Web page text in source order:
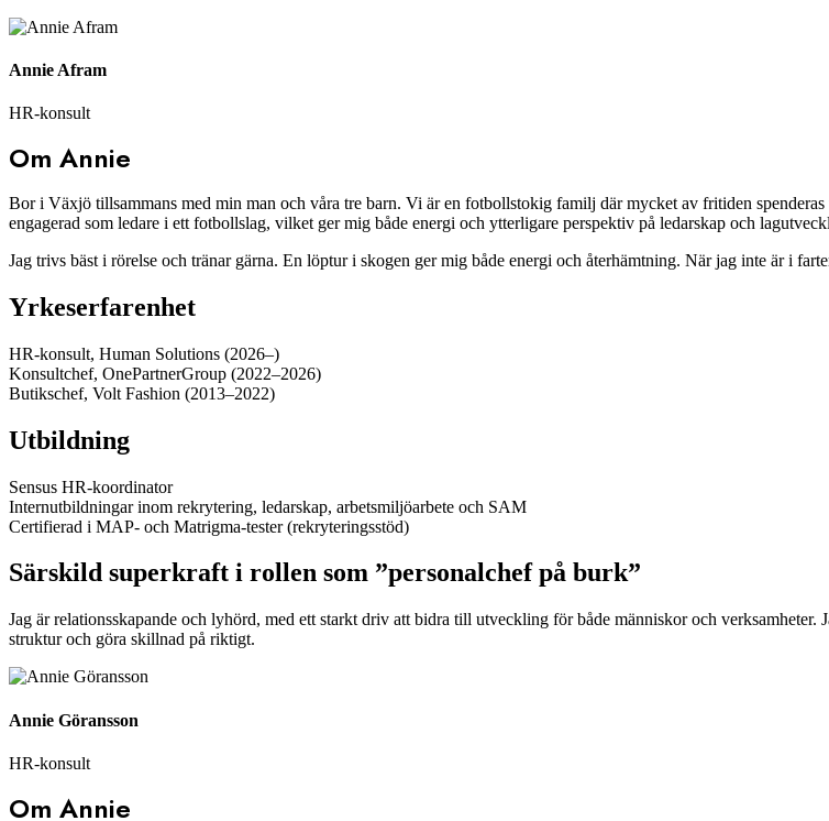
Annie Afram
HR-konsult
Om Annie
Bor i Växjö tillsammans med min man och våra tre barn. Vi är en fotbollstokig familj där mycket av fritiden
engagerad som ledare i ett fotbollslag, vilket ger mig både energi och ytterligare perspektiv på ledarskap och
Jag trivs bäst i rörelse och tränar gärna. En löptur i skogen ger mig både energi och återhämtning. När jag inte är i
Yrkeserfarenhet
HR-konsult, Human Solutions (2026–)
Konsultchef, OnePartnerGroup (2022–2026)
Butikschef, Volt Fashion (2013–2022)
Utbildning
Sensus HR-koordinator
Internutbildningar inom rekrytering, ledarskap, arbetsmiljöarbete och SAM
Certifierad i MAP- och Matrigma-tester (rekryteringsstöd)
Särskild superkraft i rollen som ”personalchef på burk”
Jag är relationsskapande och lyhörd, med ett starkt driv att bidra till utveckling för både människor och
struktur och göra skillnad på riktigt.
Annie Göransson
HR-konsult
Om Annie